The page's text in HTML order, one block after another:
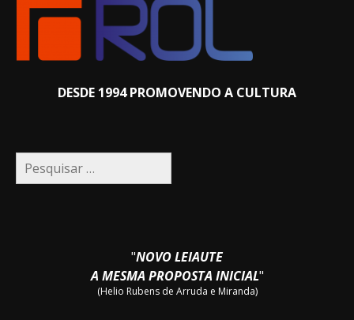
DESDE 1994 PROMOVENDO A CULTURA
Pesquisar
por:
"NOVO LEIAUTE
A MESMA PROPOSTA INICIAL"
(Helio Rubens de Arruda e Miranda)